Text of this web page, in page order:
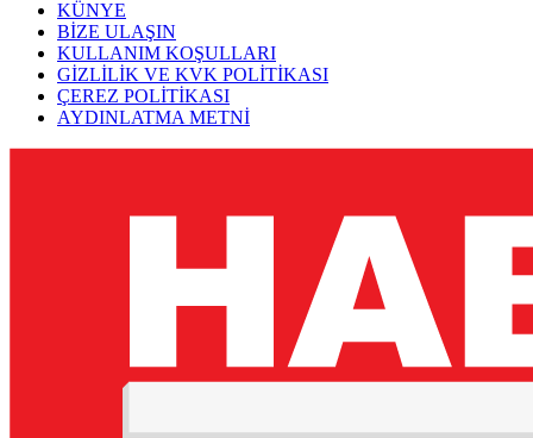
KÜNYE
BİZE ULAŞIN
KULLANIM KOŞULLARI
GİZLİLİK VE KVK POLİTİKASI
ÇEREZ POLİTİKASI
AYDINLATMA METNİ